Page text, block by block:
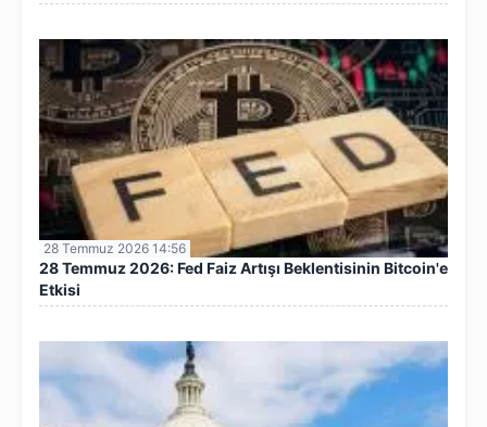
28 Temmuz 2026 14:56
28 Temmuz 2026: Fed Faiz Artışı Beklentisinin Bitcoin'e
Etkisi